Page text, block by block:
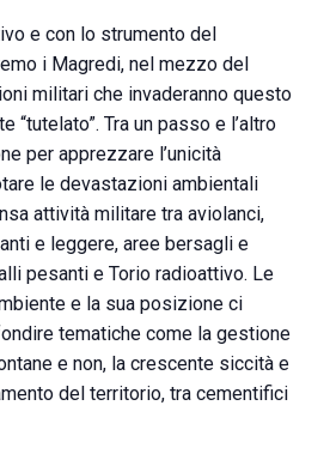
e con lo strumento del
i Magredi, nel mezzo del
militari che invaderanno questo
“tutelato”. Tra un passo e l’altro
per apprezzare l’unicità
le devastazioni ambientali
attività militare tra aviolanci,
e leggere, aree bersagli e
pesanti e Torio radioattivo. Le
e la sua posizione ci
tematiche come la gestione
e non, la crescente siccità e
del territorio, tra cementifici